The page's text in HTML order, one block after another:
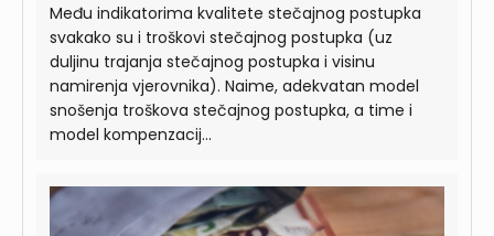
Među indikatorima kvalitete stečajnog postupka
svakako su i troškovi stečajnog postupka (uz
duljinu trajanja stečajnog postupka i visinu
namirenja vjerovnika). Naime, adekvatan model
snošenja troškova stečajnog postupka, a time i
model kompenzacij...